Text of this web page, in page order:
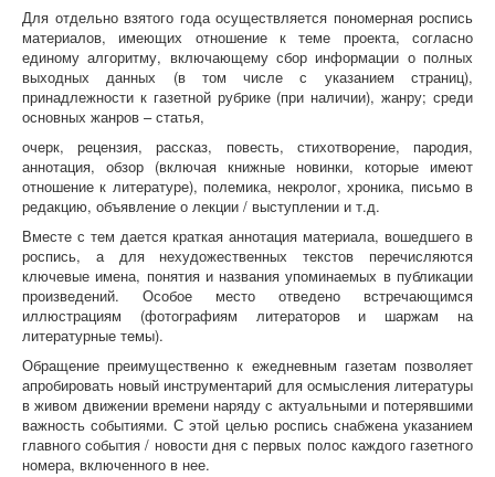
Для отдельно взятого года осуществляется пономерная роспись
материалов, имеющих отношение к теме проекта, согласно
единому алгоритму, включающему сбор информации о полных
выходных данных (в том числе с указанием страниц),
принадлежности к газетной рубрике (при наличии), жанру; среди
основных жанров – статья,
очерк, рецензия, рассказ, повесть, стихотворение, пародия,
аннотация, обзор (включая книжные новинки, которые имеют
отношение к литературе), полемика, некролог, хроника, письмо в
редакцию, объявление о лекции / выступлении и т.д.
Вместе с тем дается краткая аннотация материала, вошедшего в
роспись, а для нехудожественных текстов перечисляются
ключевые имена, понятия и названия упоминаемых в публикации
произведений. Особое место отведено встречающимся
иллюстрациям (фотографиям литераторов и шаржам на
литературные темы).
Обращение преимущественно к ежедневным газетам позволяет
апробировать новый инструментарий для осмысления литературы
в живом движении времени наряду с актуальными и потерявшими
важность событиями. С этой целью роспись снабжена указанием
главного события / новости дня с первых полос каждого газетного
номера, включенного в нее.